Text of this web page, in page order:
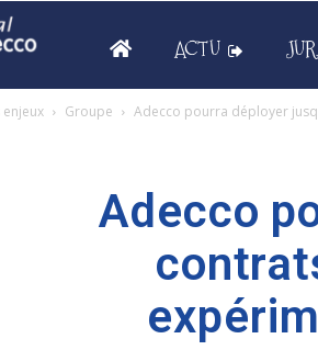
ACTU
enjeux Groupe Adecco pourra déployer
Adecco